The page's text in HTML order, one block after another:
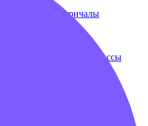
Понтоны и причалы
Надувные трассы